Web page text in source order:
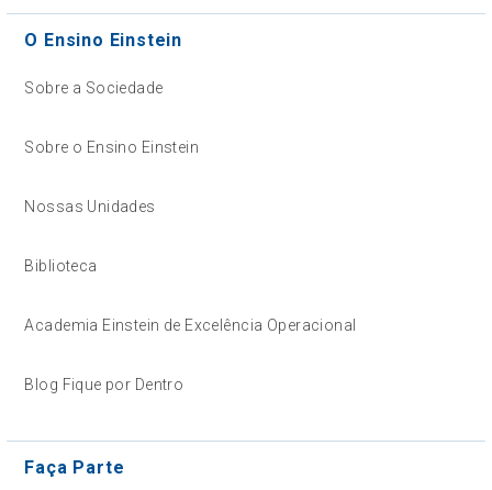
O Ensino Einstein
Sobre a Sociedade
Sobre o Ensino Einstein
Nossas Unidades
Biblioteca
Academia Einstein de Excelência Operacional
Blog Fique por Dentro
Faça Parte